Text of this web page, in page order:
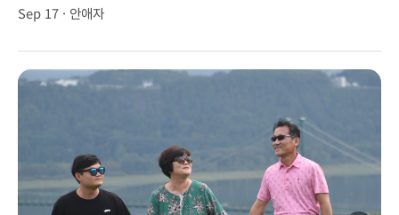
Sep 17 · 안애자